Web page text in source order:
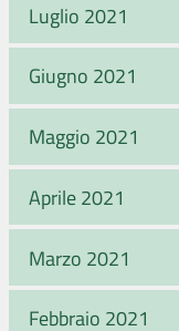
Luglio 2021
Giugno 2021
Maggio 2021
Aprile 2021
Marzo 2021
Febbraio 2021